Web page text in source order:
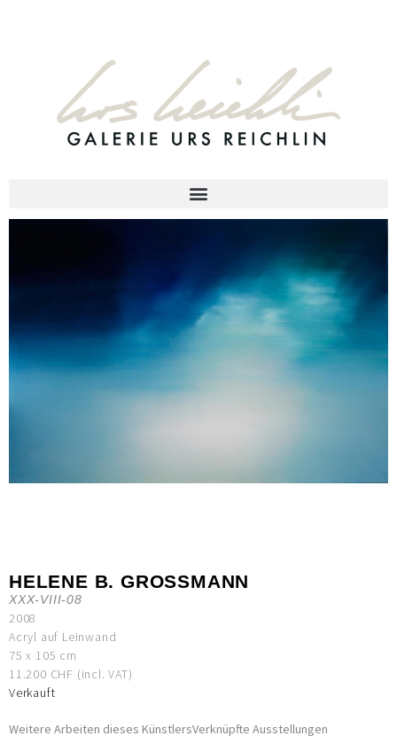
HELENE B. GROSSMANN
XXX-VIII-08
2008
Acryl auf Leinwand
75 x 105 cm
11.200 CHF (incl. VAT)
Verkauft
Weitere Arbeiten dieses KünstlersVerknüpfte Ausstellungen